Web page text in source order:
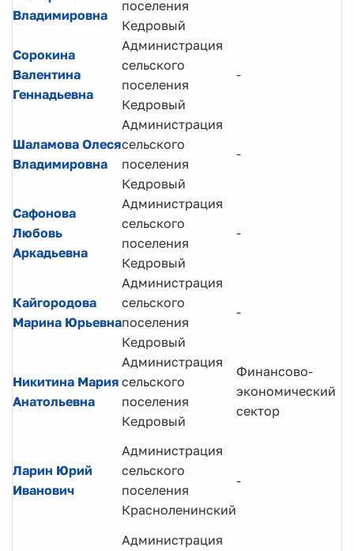
Владимировна
поселения
Кедровый
Сорокина
Валентина
Геннадьевна
Администрация
сельского
поселения
Кедровый
-
Шаламова Олеся
Владимировна
Администрация
сельского
поселения
Кедровый
-
Сафонова
Любовь
Аркадьевна
Администрация
сельского
поселения
Кедровый
-
Кайгородова
Марина Юрьевна
Администрация
сельского
поселения
Кедровый
-
Никитина Мария
Анатольевна
Администрация
сельского
поселения
Кедровый
Финансово-
экономический
сектор
Ларин Юрий
Иванович
Администрация
сельского
поселения
Красноленинский
-
Администрация